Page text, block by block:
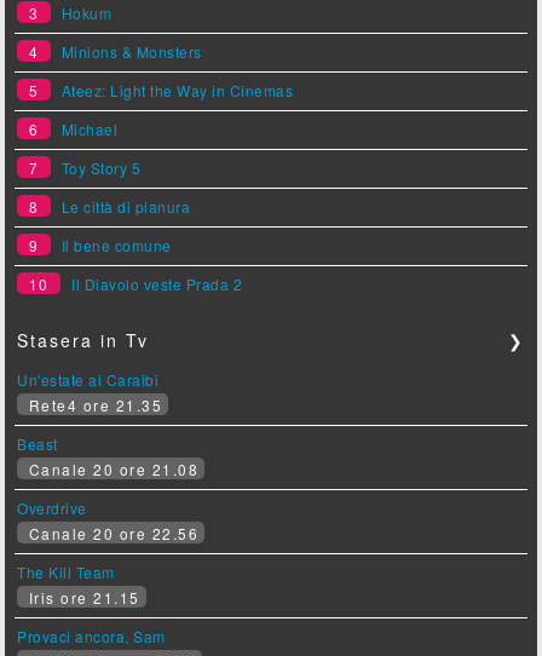
3
Hokum
4
Minions & Monsters
5
Ateez: Light the Way in Cinemas
6
Michael
7
Toy Story 5
8
Le città di pianura
9
Il bene comune
10
Il Diavolo veste Prada 2
Stasera in Tv ❯
Un'estate ai Caraibi
Rete4 ore 21.35
Beast
Canale 20 ore 21.08
Overdrive
Canale 20 ore 22.56
The Kill Team
Iris ore 21.15
Provaci ancora, Sam